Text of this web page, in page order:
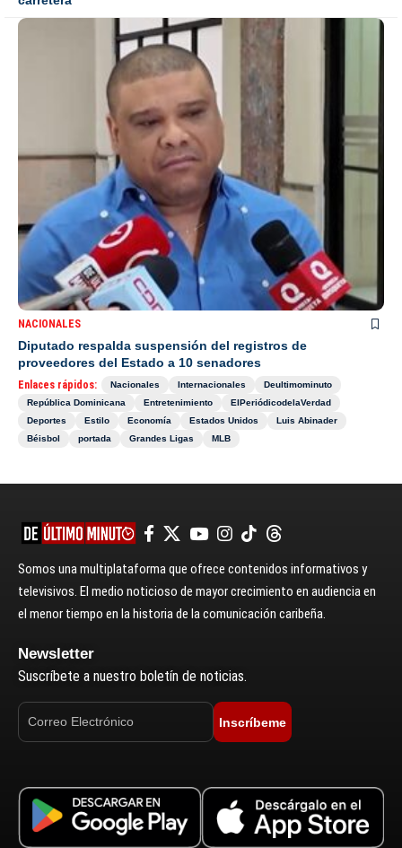
NACIONALES
Diputado respalda suspensión del registros de
proveedores del Estado a 10 senadores
Enlaces rápidos: Nacionales Internacionales
Deultimominuto
República Dominicana
Entretenimiento
ElPeriódicodelaVerdad
Deportes
Estilo Economía Estados Unidos
Luis Abinader
Béisbol
portada Grandes Ligas MLB
Somos una multiplataforma que ofrece contenidos informativos y
televisivos. El medio noticioso de mayor crecimiento en audiencia en
el menor tiempo en la historia de la comunicación caribeña.
Newsletter
Suscríbete a nuestro boletín de noticias.
Inscríbeme